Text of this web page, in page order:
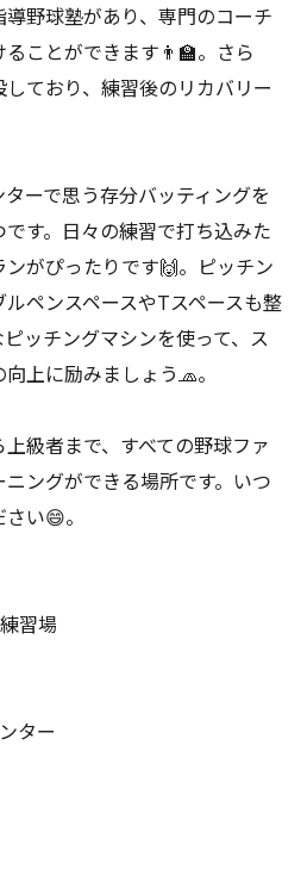
野球塾があり、専門のコーチ
ことができます👨‍🏫。さら
ており、練習後のリカバリー
ーで思う存分バッティングを
す。日々の練習で打ち込みた
がぴったりです🙌。ピッチン
ペンスペースやTスペースも整
ッチングマシンを使って、ス
上に励みましょう🧢。
級者まで、すべての野球ファ
ングができる場所です。いつ
い😄。
習場
ター